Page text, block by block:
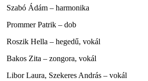
Szabó Ádám – harmonika
Prommer Patrik – dob
Roszik Hella – hegedű, vokál
Bakos Zita – zongora, vokál
Libor Laura, Szekeres András – vokál